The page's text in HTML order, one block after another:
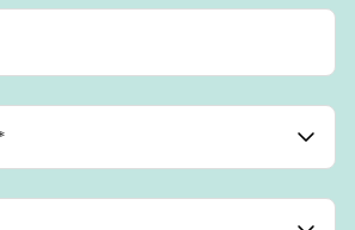
San Francisco, California, US